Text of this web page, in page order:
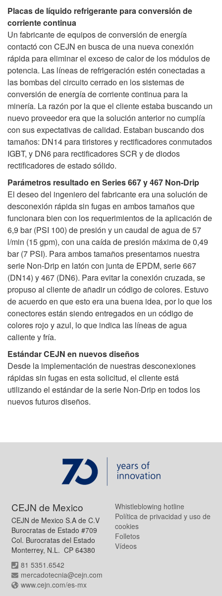
Placas de líquido refrigerante para conversión de
corriente continua
Un fabricante de equipos de conversión de energía
contactó con CEJN en busca de una nueva conexión
rápida para eliminar el exceso de calor de los módulos de
potencia. Las líneas de refrigeración estén conectadas a
las bombas del circuito cerrado en los sistemas de
conversión de energía de corriente continua para la
minería. La razón por la que el cliente estaba buscando un
nuevo proveedor era que la solución anterior no cumplía
con sus expectativas de calidad. Estaban buscando dos
tamaños: DN14 para tiristores y rectificadores conmutados
IGBT, y DN6 para rectificadores SCR y de diodos
rectificadores de estado sólido.
Parámetros resultado en Series 667 y 467 Non-Drip
El deseo del ingeniero del fabricante era una solución de
desconexión rápida sin fugas en ambos tamaños que
funcionara bien con los requerimientos de la aplicación de
6,9 bar (PSI 100) de presión y un caudal de agua de 57
l/min (15 gpm), con una caída de presión máxima de 0,49
bar (7 PSI). Para ambos tamaños presentamos nuestra
serie Non-Drip en latón con junta de EPDM, serie 667
(DN14) y 467 (DN6). Para evitar la conexión cruzada, se
propuso al cliente de añadir un código de colores. Estuvo
de acuerdo en que esto era una buena idea, por lo que los
conectores están siendo entregados en un código de
colores rojo y azul, lo que indica las líneas de agua
caliente y fría.
Estándar CEJN en nuevos diseños
Desde la implementación de nuestras desconexiones
rápidas sin fugas en esta solicitud, el cliente está
utilizando el estándar de la serie Non-Drip en todos los
nuevos futuros diseños.
CEJN de Mexico
CEJN de Mexico S.A de C.V
Burocratas de Estado #709
Col. Burocratas del Estado
Monterrey, N.L. CP 64380
81 5351.6542
mercadotecnia@cejn.com
www.cejn.com/es-mx
Whistleblowing hotline
Política de privacidad y uso de
cookies
Folletos
Vídeos